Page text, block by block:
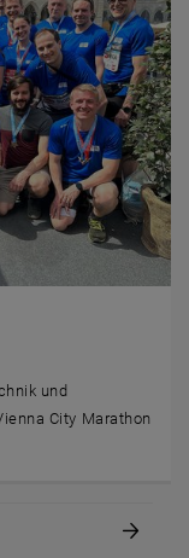
und
City Marathon